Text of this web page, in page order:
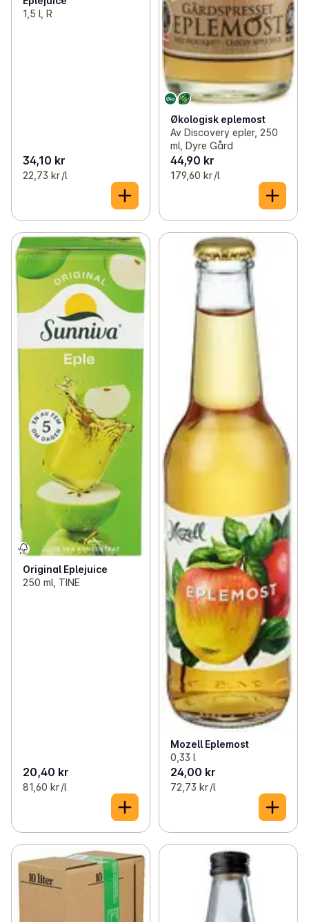
1,5 l, R
34,10 kr
22,73 kr /l
Økologisk eplemost
Av Discovery epler, 250
ml, Dyre Gård
44,90 kr
179,60 kr /l
Original Eplejuice
250 ml, TINE
20,40 kr
81,60 kr /l
Mozell Eplemost
0,33 l
24,00 kr
72,73 kr /l